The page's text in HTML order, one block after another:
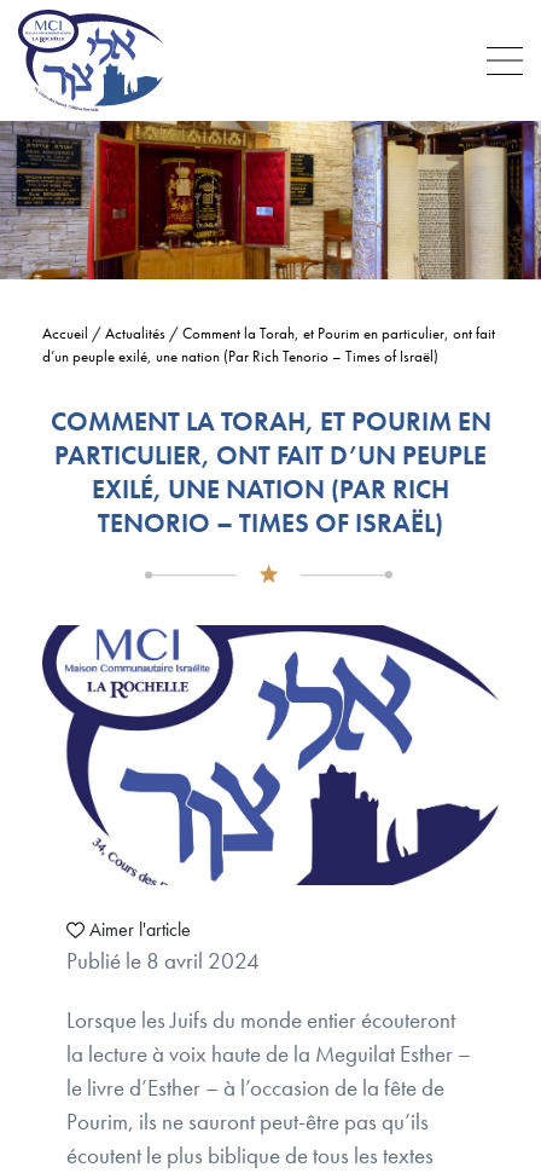
Accueil /Actualités /Comment la Torah, et Pourim en particulier, ont fait
d’un peuple exilé, une nation (Par Rich Tenorio – Times of Israël)
COMMENT LA TORAH, ET POURIM EN
PARTICULIER, ONT FAIT D’UN PEUPLE
EXILÉ, UNE NATION (PAR RICH
TENORIO – TIMES OF ISRAËL)
Aimer l'article
Publié le 8 avril 2024
Lorsque les Juifs du monde entier écouteront
la lecture à voix haute de la Meguilat Esther –
le livre d’Esther – à l’occasion de la fête de
Pourim, ils ne sauront peut-être pas qu’ils
écoutent le plus biblique de tous les textes